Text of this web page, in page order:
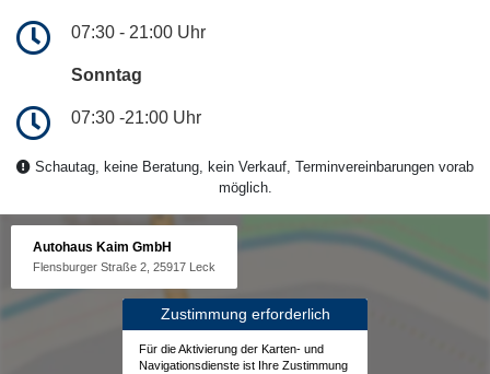
07:30 - 21:00 Uhr
Sonntag
07:30 -21:00 Uhr
Schautag, keine Beratung, kein Verkauf, Terminvereinbarungen vorab
möglich.
Autohaus Kaim GmbH
Flensburger Straße 2, 25917 Leck
Zustimmung erforderlich
Für die Aktivierung der Karten- und
Navigationsdienste ist Ihre Zustimmung